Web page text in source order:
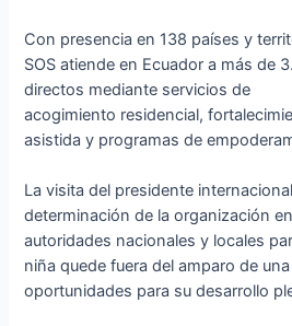
Con presencia en 138 países y
SOS atiende en Ecuador a más de
directos mediante servicios de
acogimiento residencial,
asistida y programas de
La visita del presidente
determinación de la organización
autoridades nacionales y locales
niña quede fuera del amparo de
oportunidades para su desarrollo